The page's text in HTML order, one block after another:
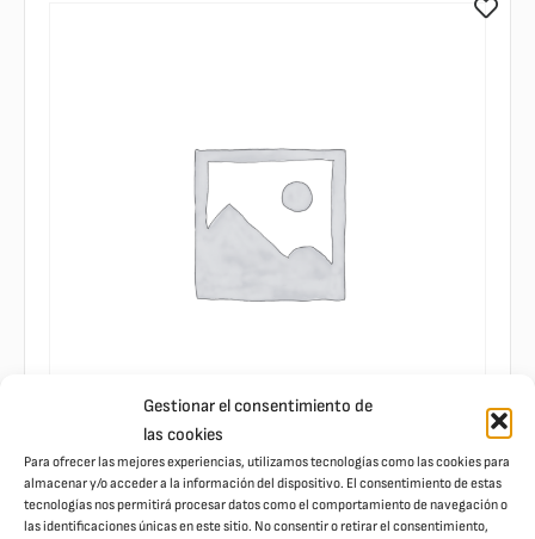
Gestionar el consentimiento de
las cookies
Para ofrecer las mejores experiencias, utilizamos tecnologías como las cookies para
almacenar y/o acceder a la información del dispositivo. El consentimiento de estas
tecnologías nos permitirá procesar datos como el comportamiento de navegación o
las identificaciones únicas en este sitio. No consentir o retirar el consentimiento,
Siesta Cuna Antiestres 50x50x12cm Marron